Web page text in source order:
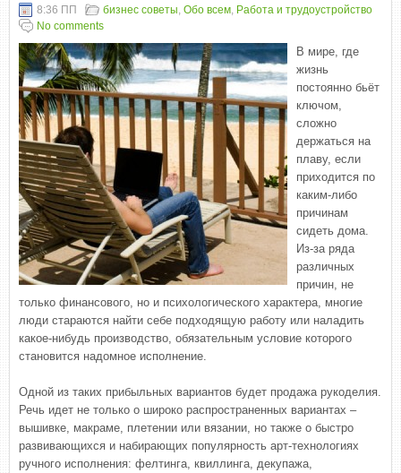
8:36 ПП бизнес советы, Обо всем, Работа и трудоустройство
No comments
В мире, где
жизнь
постоянно бьёт
ключом,
сложно
держаться на
плаву, если
приходится по
каким-либо
причинам
сидеть дома.
Из-за ряда
различных
причин, не
только финансового, но и психологического характера, многие
люди стараются найти себе подходящую работу или наладить
какое-нибудь производство, обязательным условие которого
становится надомное исполнение.
Одной из таких прибыльных вариантов будет продажа рукоделия.
Речь идет не только о широко распространенных вариантах –
вышивке, макраме, плетении или вязании, но также о быстро
развивающихся и набирающих популярность арт-технологиях
ручного исполнения: фелтинга, квиллинга, декупажа,